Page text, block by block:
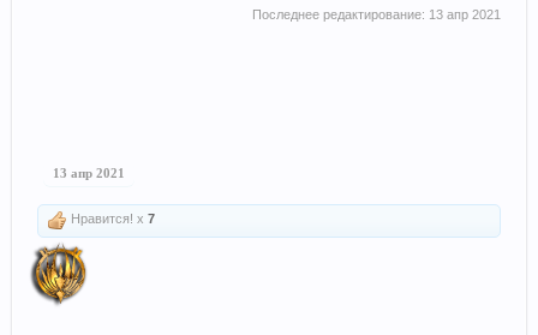
Последнее редактирование: 13 апр 2021
13 апр 2021
Нравится! x 7